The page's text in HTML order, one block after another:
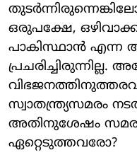
ഒരുപക്ഷേ,
പാകിസ്ഥാന്‍ എന്ന
പ്രചരിച്ചിരുന്നില്ല.
സ്വാതന്ത്ര്യസമരം
അതിനുശേഷം
ഏറ്റെടുത്തവരോ?